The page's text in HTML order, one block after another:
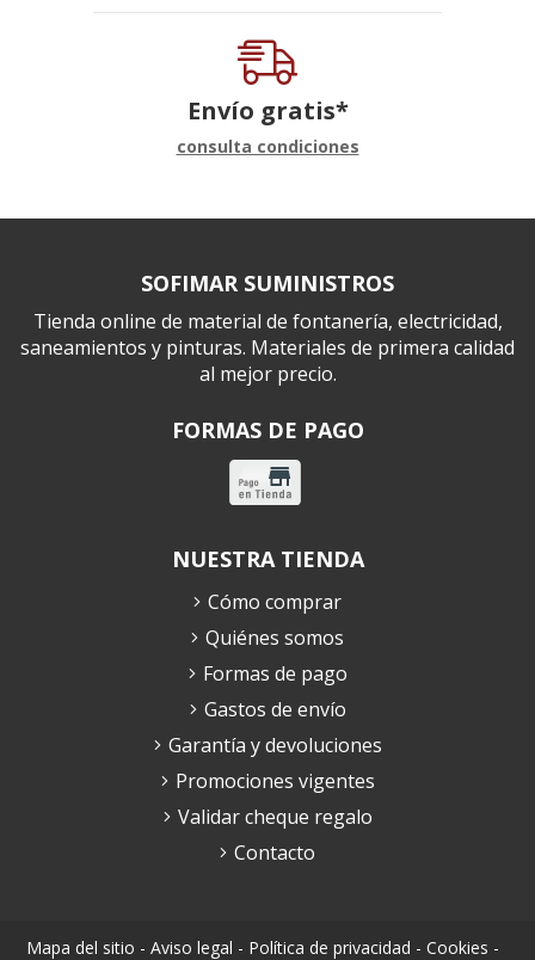
Envío gratis*
consulta condiciones
SOFIMAR SUMINISTROS
Tienda online de material de fontanería, electricidad,
saneamientos y pinturas. Materiales de primera calidad
al mejor precio.
FORMAS DE PAGO
NUESTRA TIENDA
Cómo comprar
Quiénes somos
Formas de pago
Gastos de envío
Garantía y devoluciones
Promociones vigentes
Validar cheque regalo
Contacto
Mapa del sitio - Aviso legal - Política de privacidad - Cookies -